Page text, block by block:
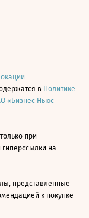
в Политике
«Бизнес Ньюс
при
на
представленные
к покупке